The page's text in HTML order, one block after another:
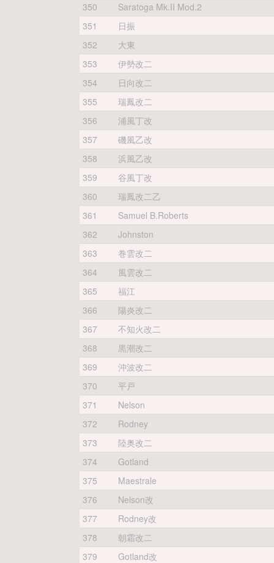
350
Saratoga Mk.II Mod.2
351
日振
352
大東
353
伊勢改二
354
日向改二
355
瑞鳳改二
356
浦風丁改
357
磯風乙改
358
浜風乙改
359
谷風丁改
360
瑞鳳改二乙
361
Samuel B.Roberts
362
Johnston
363
巻雲改二
364
風雲改二
365
福江
366
陽炎改二
367
不知火改二
368
黒潮改二
369
沖波改二
370
平戸
371
Nelson
372
Rodney
373
陸奥改二
374
Gotland
375
Maestrale
376
Nelson改
377
Rodney改
378
朝霜改二
379
Gotland改